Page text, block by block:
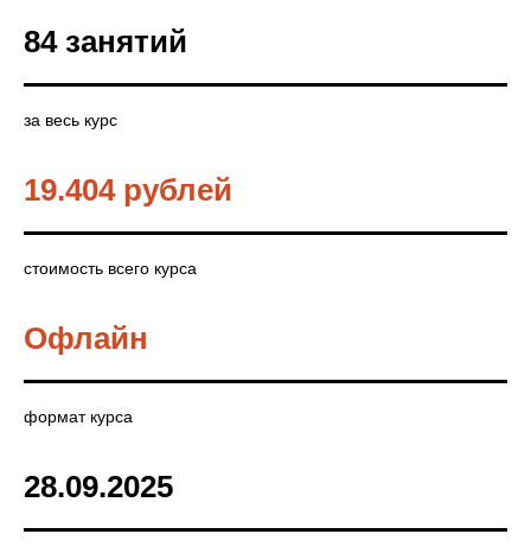
84 занятий
за весь курс
19.404 рублей
стоимость всего курса
Офлайн
формат курса
28.09.2025